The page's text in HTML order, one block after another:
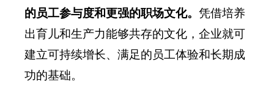
的员工参与度和更强的职场文化。 凭借培养
出育儿和生产力能够共存的文化，企业就可
建立可持续增长、满足的员工体验和长期成
功的基础。